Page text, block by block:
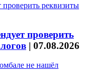
проверить
| 07.08.2026